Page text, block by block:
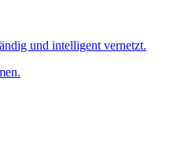
und intelligent vernetzt.